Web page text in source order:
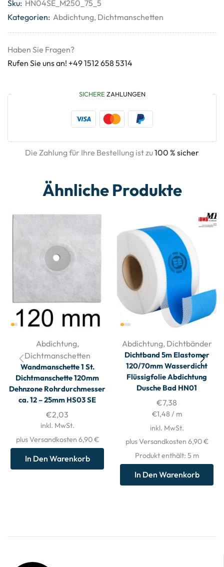
Sku: HN04SE_M250_75_5
Kategorien: Abdichtung, Dichtmanschetten
Haben Sie Fragen?
Rufen Sie uns an! +49 1512 658 5314
SICHERE ZAHLUNGEN
Die Zahlung für Ihre Bestellung ist zu100 % sicher
Ähnliche Produkte
Abdichtung,
Dichtmanschetten
Wandmanschette 1 St.
Dichtmanschette 120mm
Dehnzone Rohrdurchmesser
ca. 12 – 25mm HS03 SE
€2,03
inkl. MwSt.
plus Versandkosten 6,90 €
In Den Warenkorb
Abdichtung, Dichtbänder
Dichtband 5m Elastomer
120/70mm Wasserdicht
Flüssigfolie Abdichtung
Dusche Bad HN01
€7,38
€1,48/ m
inkl. MwSt.
plus Versandkosten 6,90 €
Produkt enthält: 5 m
In Den Warenkorb